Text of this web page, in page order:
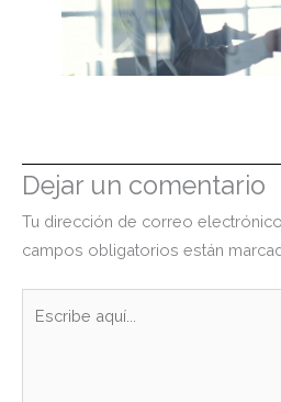
Dejar un comentario
Tu dirección de correo
campos obligatorios están